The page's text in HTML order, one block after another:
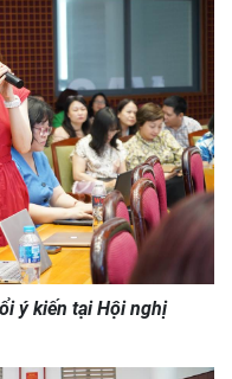
ý kiến tại Hội nghị